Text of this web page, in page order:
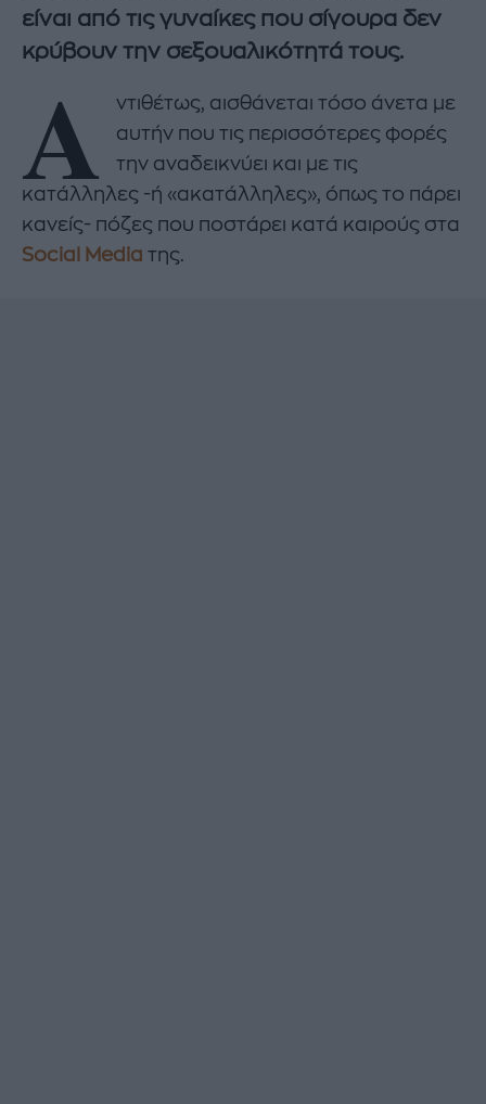
είναι από τις γυναίκες που σίγουρα δεν
κρύβουν την σεξουαλικότητά τους.
Α
ντιθέτως, αισθάνεται τόσο άνετα με
αυτήν που τις περισσότερες φορές
την αναδεικνύει και με τις
κατάλληλες -ή «ακατάλληλες», όπως το πάρει
κανείς- πόζες που ποστάρει κατά καιρούς στα
Social Media της.